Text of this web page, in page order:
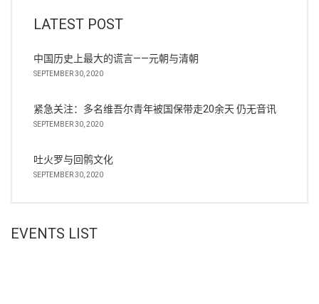
LATEST POST
中国历史上最大的谎言——元朝与清朝
SEPTEMBER 30, 2020
紧急关注：多名维吾尔青年被国保带走20余天 仍无音讯
SEPTEMBER 30, 2020
吐火罗与回鹘文化
SEPTEMBER 30, 2020
EVENTS LIST